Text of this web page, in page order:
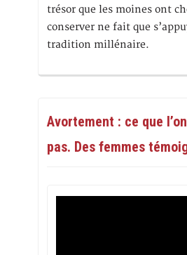
trésor que les moines ont
conserver ne fait que
tradition millénaire.
Avortement : ce que
pas. Des femmes